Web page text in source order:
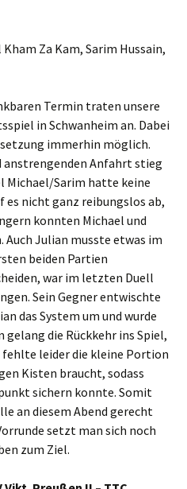
Za Kam, Sarim Hussain,
Termin traten unsere
in Schwanheim an. Dabei
immerhin möglich.
anstrengenden Anfahrt stieg
Michael/Sarim hatte keine
es nicht ganz reibungslos ab,
konnten Michael und
Auch Julian musste etwas im
beiden Partien
war im letzten Duell
Sein Gegner entwischte
das System um und wurde
gelang die Rückkehr ins Spiel,
leider die kleine Portion
Kisten braucht, sodass
sichern konnte. Somit
an diesem Abend gerecht
setzt man sich noch
zum Ziel.